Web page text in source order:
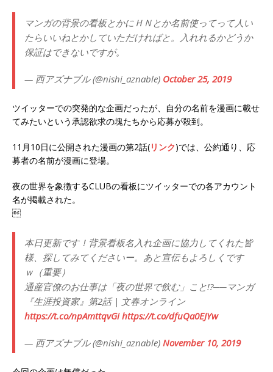
マンガの背景の看板とかにＨＮとか名前使ってって人い
たらいいねとかしていただければと。入れれるかどうか
保証はできないですが。
— 西アズナブル (@nishi_aznable) October 25, 2019
ツイッターでの突発的な企画だったが、自分の名前を漫画に載せ
てみたいという承認欲求の塊たちから応募が殺到。
11月10日に公開された漫画の第2話(リンク)では、公約通り、応
募者の名前が漫画に登場。
夜の世界を象徴するCLUBの看板にツイッターでの各アカウント
名が掲載された。

本日更新です！背景看板名入れ企画に協力してくれた皆
様、探してみてくださいー。あと宣伝もよろしくです
ｗ（重要）
通産官僚のお仕事は「夜の世界で飲む」こと!?──マンガ
『生涯投資家』第2話 | 文春オンライン
https://t.co/npAmttqvGi https://t.co/dfuQa0EJYw
— 西アズナブル (@nishi_aznable) November 10, 2019